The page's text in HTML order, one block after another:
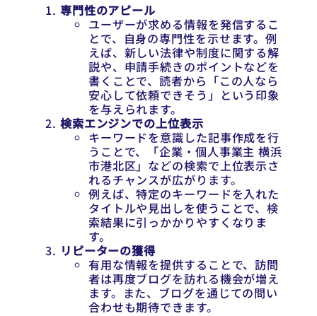
専門性のアピール
ユーザーが求める情報を発信するこ
とで、自身の専門性を示せます。例
えば、新しい法律や制度に関する解
説や、申請手続きのポイントなどを
書くことで、読者から「この人なら
安心して依頼できそう」という印象
を与えられます。
検索エンジンでの上位表示
キーワードを意識した記事作成を行
うことで、「企業・個人事業主 横浜
市港北区」などの検索で上位表示さ
れるチャンスが広がります。
例えば、特定のキーワードを入れた
タイトルや見出しを使うことで、検
索結果に引っかかりやすくなりま
す。
リピーターの獲得
有用な情報を提供することで、訪問
者は再度ブログを訪れる機会が増え
ます。また、ブログを通じての問い
合わせも期待できます。